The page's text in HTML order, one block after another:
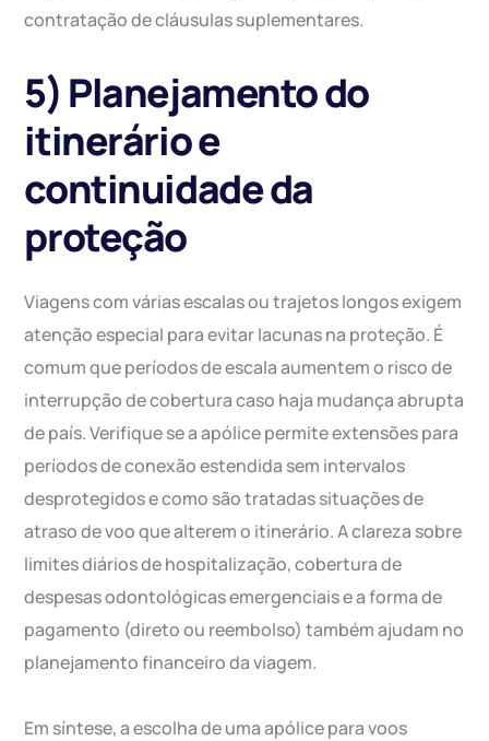
contratação de cláusulas suplementares.
5) Planejamento do
itinerário e
continuidade da
proteção
Viagens com várias escalas ou trajetos longos exigem
atenção especial para evitar lacunas na proteção. É
comum que períodos de escala aumentem o risco de
interrupção de cobertura caso haja mudança abrupta
de país. Verifique se a apólice permite extensões para
períodos de conexão estendida sem intervalos
desprotegidos e como são tratadas situações de
atraso de voo que alterem o itinerário. A clareza sobre
limites diários de hospitalização, cobertura de
despesas odontológicas emergenciais e a forma de
pagamento (direto ou reembolso) também ajudam no
planejamento financeiro da viagem.
Em síntese, a escolha de uma apólice para voos